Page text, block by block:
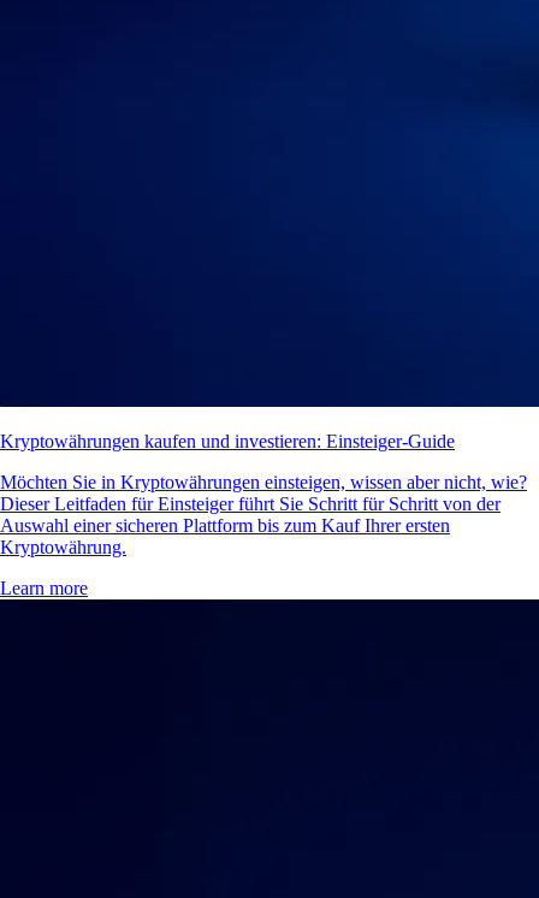
Kryptowährungen kaufen und investieren: Einsteiger-Guide
Möchten Sie in Kryptowährungen einsteigen, wissen aber nicht, wie?
Dieser Leitfaden für Einsteiger führt Sie Schritt für Schritt von der
Auswahl einer sicheren Plattform bis zum Kauf Ihrer ersten
Kryptowährung.
Learn more